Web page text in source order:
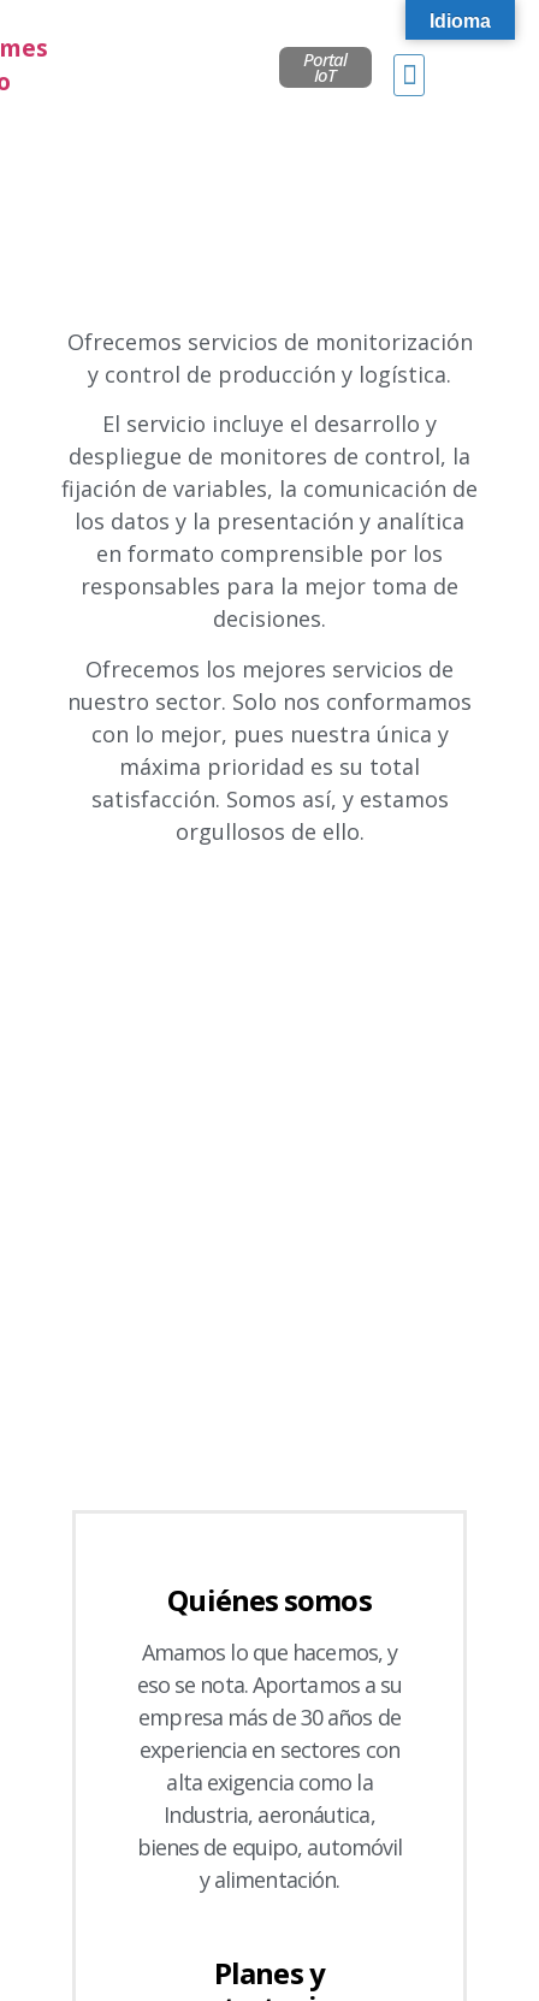
Portal
IoT
Ofrecemos servicios de monitorización
y control de producción y logística.
El servicio incluye el desarrollo y
despliegue de monitores de control, la
fijación de variables, la comunicación de
los datos y la presentación y analítica
en formato comprensible por los
responsables para la mejor toma de
decisiones.
Ofrecemos los mejores servicios de
nuestro sector. Solo nos conformamos
con lo mejor, pues nuestra única y
máxima prioridad es su total
satisfacción. Somos así, y estamos
orgullosos de ello.
Quiénes somos
Amamos lo que hacemos, y
eso se nota. Aportamos a su
empresa más de 30 años de
experiencia en sectores con
alta exigencia como la
Industria, aeronáutica,
bienes de equipo, automóvil
y alimentación.
Planes y
Idioma